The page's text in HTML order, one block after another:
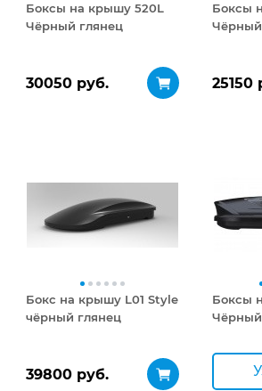
Боксы на крышу 520L
Чёрный глянец
30050 руб.
Боксы
Чёрный
25150
Бокс на крышу L01 Style
чёрный глянец
39800 руб.
Боксы
Чёрный